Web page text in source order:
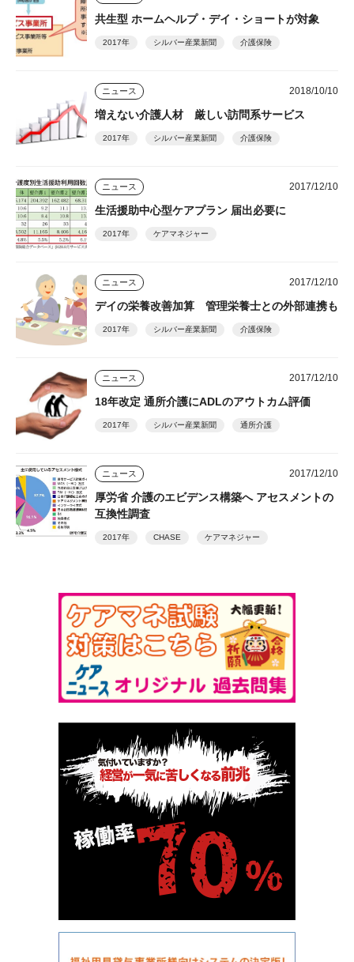
共生型 ホームヘルプ・デイ・ショートが対象
2017年 シルバー産業新聞 介護保険
ニュース 2018/10/10
増えない介護人材 厳しい訪問系サービス
2017年 シルバー産業新聞 介護保険
ニュース 2017/12/10
生活援助中心型ケアプラン 届出必要に
2017年 ケアマネジャー
ニュース 2017/12/10
デイの栄養改善加算 管理栄養士との外部連携も
2017年 シルバー産業新聞 介護保険
ニュース 2017/12/10
18年改定 通所介護にADLのアウトカム評価
2017年 シルバー産業新聞 通所介護
ニュース 2017/12/10
厚労省 介護のエビデンス構築へ アセスメントの
互換性調査
2017年 CHASE ケアマネジャー